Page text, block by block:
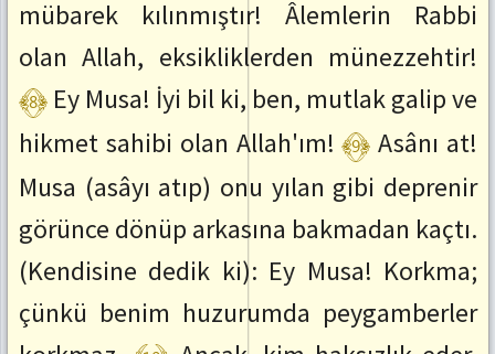
mübarek kılınmıştır! Âlemlerin Rabbi
olan Allah, eksikliklerden münezzehtir!
﴾8﴿ Ey Musa! İyi bil ki, ben, mutlak galip ve
hikmet sahibi olan Allah'ım! ﴾9﴿ Asânı at!
Musa (asâyı atıp) onu yılan gibi deprenir
görünce dönüp arkasına bakmadan kaçtı.
(Kendisine dedik ki): Ey Musa! Korkma;
çünkü benim huzurumda peygamberler